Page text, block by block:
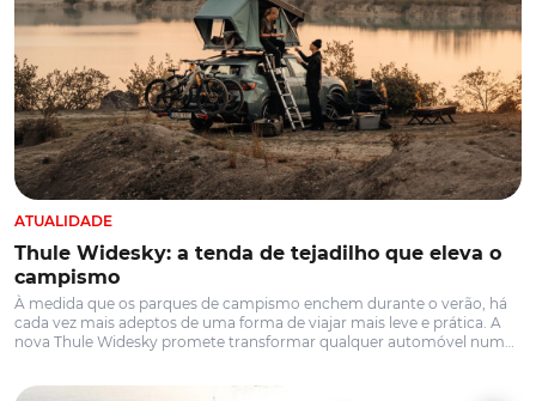
ATUALIDADE
Thule Widesky: a tenda de tejadilho que eleva o
campismo
À medida que os parques de campismo enchem durante o verão, há
cada vez mais adeptos de uma forma de viajar mais leve e prática. A
nova Thule Widesky promete transformar qualquer automóvel numa